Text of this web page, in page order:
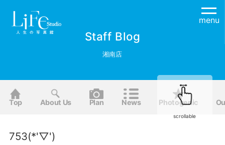
menu
Staff Blog
湘南店
Top About Us Plan News Photogenic
753(*'▽')